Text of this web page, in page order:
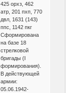
425 орхз, 462
атр, 201 пхп, 770
двл, 1631 (143)
ппс, 1142 пкг
Сформирована
на базе 18
стрелковой
бригады (I
формирования).
В действующей
армии:
05.06.1942-